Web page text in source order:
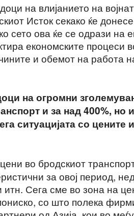
на влијанието на
Исток секако ќе
сето ова ќе се одрази на
економските процеси
и обемот на работа
на огромни
и за над 400%, но
ситуацијата со цените и
во бродскиот
за овој период,
итн. Сега сме во зона на
со што полека